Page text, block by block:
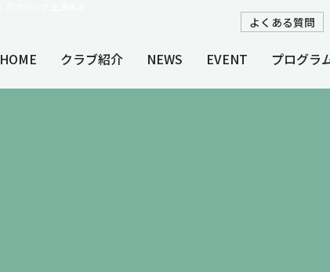
よくある質問
HOME クラブ紹介 NEWS EVENT プログラ